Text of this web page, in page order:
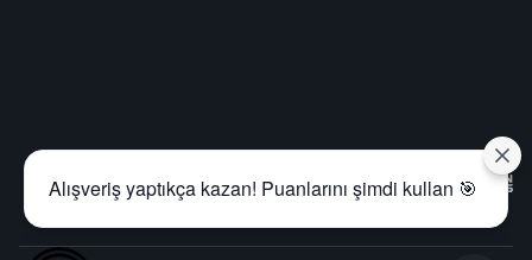
Alışveriş yaptıkça kazan! Puanlarını şimdi kullan 🎯